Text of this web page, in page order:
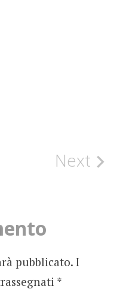
Next
pubblicato. I
*